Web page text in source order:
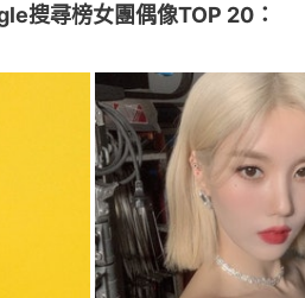
搜尋榜女團偶像TOP 20：